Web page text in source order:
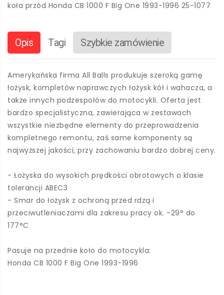
koła przód Honda CB 1000 F Big One 1993-1996 25-1077
Opis Tagi Szybkie zamówienie
Amerykańska firma All Balls produkuje szeroką gamę
łożysk, kompletów naprawczych łożysk kół i wahacza, a
także innych podzespołów do motocykli. Oferta jest
bardzo specjalistyczna, zawierająca w zestawach
wszystkie niezbędne elementy do przeprowadzenia
kompletnego remontu, zaś same komponenty są
najwyższej jakości, przy zachowaniu bardzo dobrej ceny.
- Łożyska do wysokich prędkości obrotowych o klasie
tolerancji ABEC3
- Smar do łożysk z ochroną przed rdzą i
przeciwutleniaczami dla zakresu pracy ok. -29° do
177°C
Pasuje na przednie koło do motocykla:
Honda CB 1000 F Big One 1993-1996